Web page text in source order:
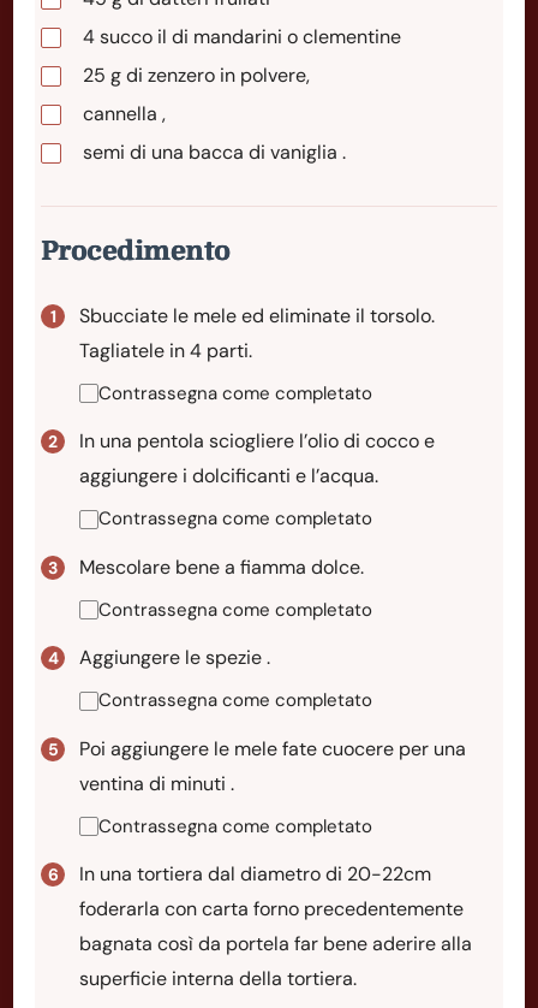
4succo il di mandarini o clementine
25 gdi zenzero in polvere,
cannella ,
semi di una bacca di vaniglia .
Procedimento
Sbucciate le mele ed eliminate il torsolo.
Tagliatele in 4 parti.
Contrassegna come completato
In una pentola sciogliere l’olio di cocco e
aggiungere i dolcificanti e l’acqua.
Contrassegna come completato
Mescolare bene a fiamma dolce.
Contrassegna come completato
Aggiungere le spezie .
Contrassegna come completato
Poi aggiungere le mele fate cuocere per una
ventina di minuti .
Contrassegna come completato
In una tortiera dal diametro di 20-22cm
foderarla con carta forno precedentemente
bagnata così da portela far bene aderire alla
superficie interna della tortiera.